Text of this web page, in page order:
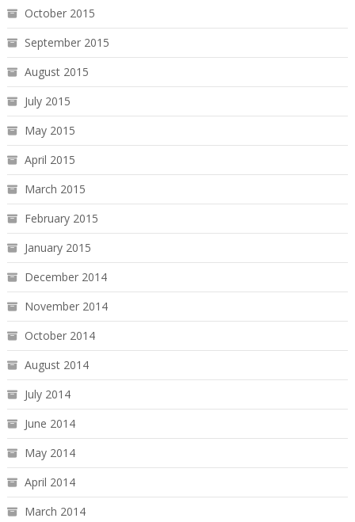
October 2015
September 2015
August 2015
July 2015
May 2015
April 2015
March 2015
February 2015
January 2015
December 2014
November 2014
October 2014
August 2014
July 2014
June 2014
May 2014
April 2014
March 2014